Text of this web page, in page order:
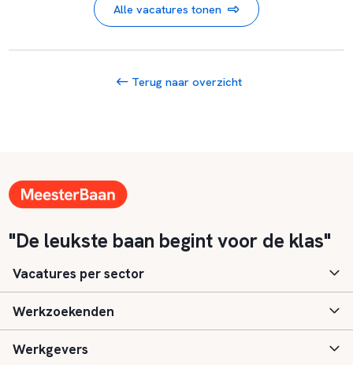
Alle vacatures tonen
Terug naar overzicht
"De leukste baan begint voor de klas"
Vacatures per sector
Basisonderwijs
Speciaal (basis) onderwijs
Werkzoekenden
Aanmelden
Werkgevers